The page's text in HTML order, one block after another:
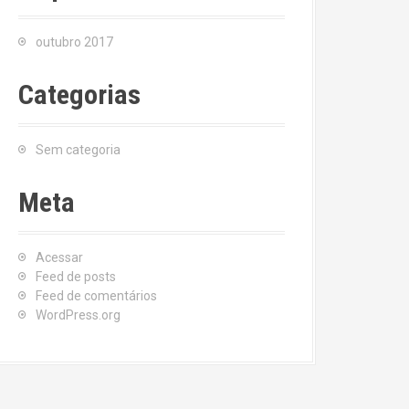
outubro 2017
Categorias
Sem categoria
Meta
Acessar
Feed de posts
Feed de comentários
WordPress.org